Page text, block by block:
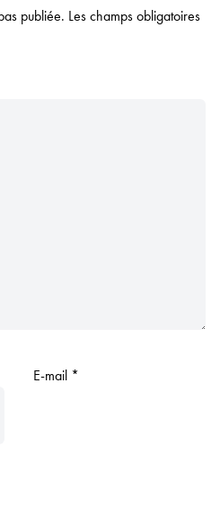
publiée. Les champs obligatoires
E-mail *